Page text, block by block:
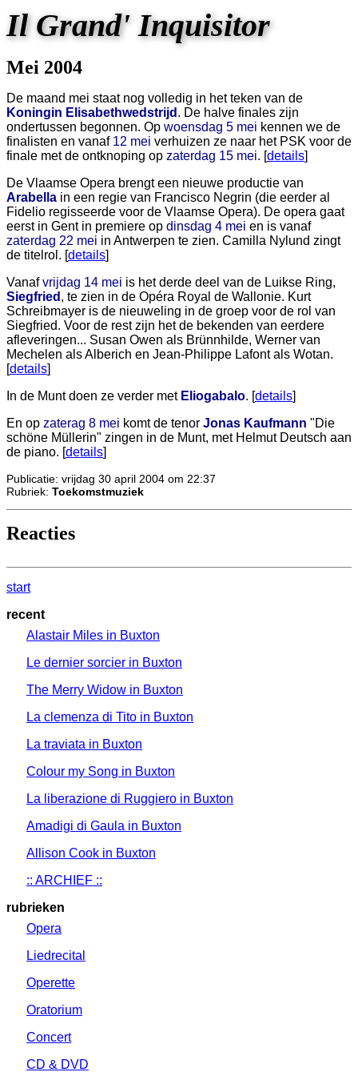
Il Grand' Inquisitor
Mei 2004
De maand mei staat nog volledig in het teken van de
Koningin Elisabethwedstrijd . De halve finales zijn
ondertussen begonnen. Op woensdag 5 mei kennen we de
finalisten en vanaf 12 mei verhuizen ze naar het PSK voor de
finale met de ontknoping op zaterdag 15 mei. [details]
De Vlaamse Opera brengt een nieuwe productie van
Arabella in een regie van Francisco Negrin (die eerder al
Fidelio regisseerde voor de Vlaamse Opera). De opera gaat
eerst in Gent in premiere op dinsdag 4 mei en is vanaf
zaterdag 22 mei in Antwerpen te zien. Camilla Nylund zingt
de titelrol. [details]
Vanafvrijdag 14 mei is het derde deel van de Luikse Ring,
Siegfried , te zien in de Opéra Royal de Wallonie. Kurt
Schreibmayer is de nieuweling in de groep voor de rol van
Siegfried. Voor de rest zijn het de bekenden van eerdere
afleveringen... Susan Owen als Brünnhilde, Werner van
Mechelen als Alberich en Jean-Philippe Lafont als Wotan.
[details]
In de Munt doen ze verder met Eliogabalo. [details]
En op zaterag 8 mei komt de tenor Jonas Kaufmann "Die
schöne Müllerin" zingen in de Munt, met Helmut Deutsch aan
de piano. [details]
Publicatie: vrijdag 30 april 2004 om 22:37
Rubriek: Toekomstmuziek
Reacties
start
recent
Alastair Miles in Buxton
Le dernier sorcier in Buxton
The Merry Widow in Buxton
La clemenza di Tito in Buxton
La traviata in Buxton
Colour my Song in Buxton
La liberazione di Ruggiero in Buxton
Amadigi di Gaula in Buxton
Allison Cook in Buxton
:: ARCHIEF ::
rubrieken
Opera
Liedrecital
Operette
Oratorium
Concert
CD & DVD